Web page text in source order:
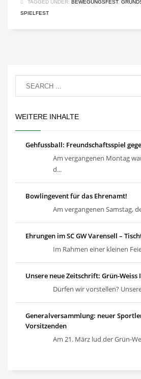
TAGGED UNDER: BEWEGUNGSFEST,
SPIELFEST
WEITERE INHALTE
Gehfussball: Freundschaftsspiel
Am vergangenen Montag
d...
Bowlingevent für das Ehrenamt!
Am vergangenen Samstag,
Ehrungen im SC GW Varensell –
Im Rahmen einer kleinen
Unsere neue Zeitschrift: Grün-Weiss
Dürfen wir vorstellen?
Generalversammlung: neuer
Vorsitzenden
Am 21. März lud der Grün-